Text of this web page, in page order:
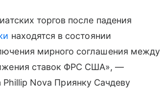
торгов после падения
находятся в состоянии
мирного соглашения между
ставок ФРС США», —
Phillip Nova Приянку Сачдеву